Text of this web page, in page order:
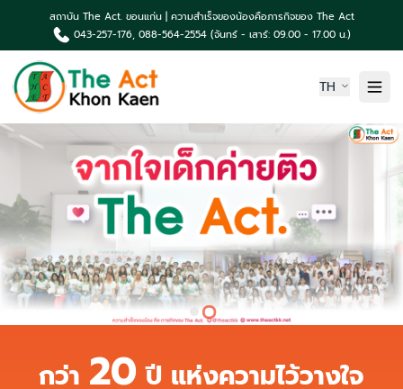
สถาบัน The Act. ขอนแก่น | ความสำเร็จของน้องคือภารกิจของ The Act
043-257-176, 088-564-2554 (จันทร์ - เสาร์: 09.00 - 17.00 น.)
TH
หน้าแรก
เกี่ยวกับเรา
ความเป็นมา The Act
ผลงานน้องค่าย The Act
คอร์สเรียน & บริการ
TCAS News & กิจกรรม
ติดต่อเรา
กว่า 20 ปี แห่งความไว้วางใจ